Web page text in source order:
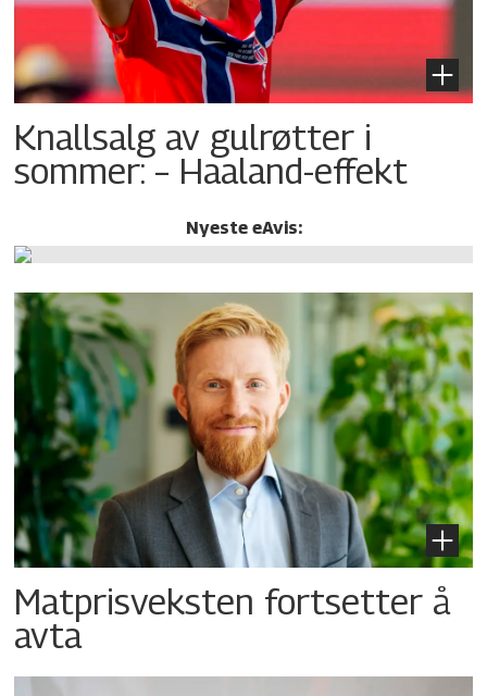
Knallsalg av gulrøtter i
sommer: – Haaland-effekt
Nyeste eAvis:
Matprisveksten fortsetter å
avta